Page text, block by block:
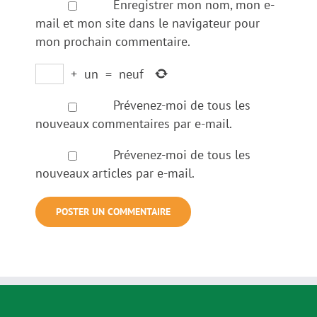
Enregistrer mon nom, mon e-
mail et mon site dans le navigateur pour
mon prochain commentaire.
+ un = neuf
Prévenez-moi de tous les
nouveaux commentaires par e-mail.
Prévenez-moi de tous les
nouveaux articles par e-mail.